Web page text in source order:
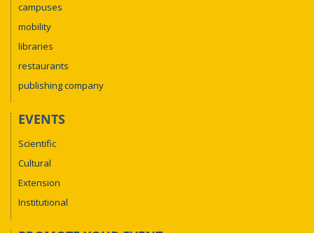
campuses
mobility
libraries
restaurants
publishing company
EVENTS
Scientific
Cultural
Extension
Institutional